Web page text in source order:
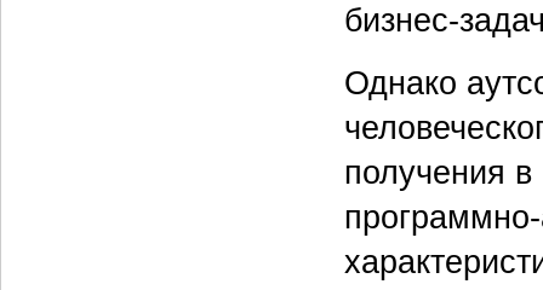
бизнес-
Однако
получения